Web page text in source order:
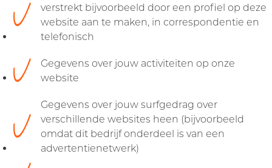
verstrekt bijvoorbeeld door een profiel op deze
website aan te maken, in correspondentie en
telefonisch
Gegevens over jouw activiteiten op onze
website
Gegevens over jouw surfgedrag over
verschillende websites heen (bijvoorbeeld
omdat dit bedrijf onderdeel is van een
advertentienetwerk)